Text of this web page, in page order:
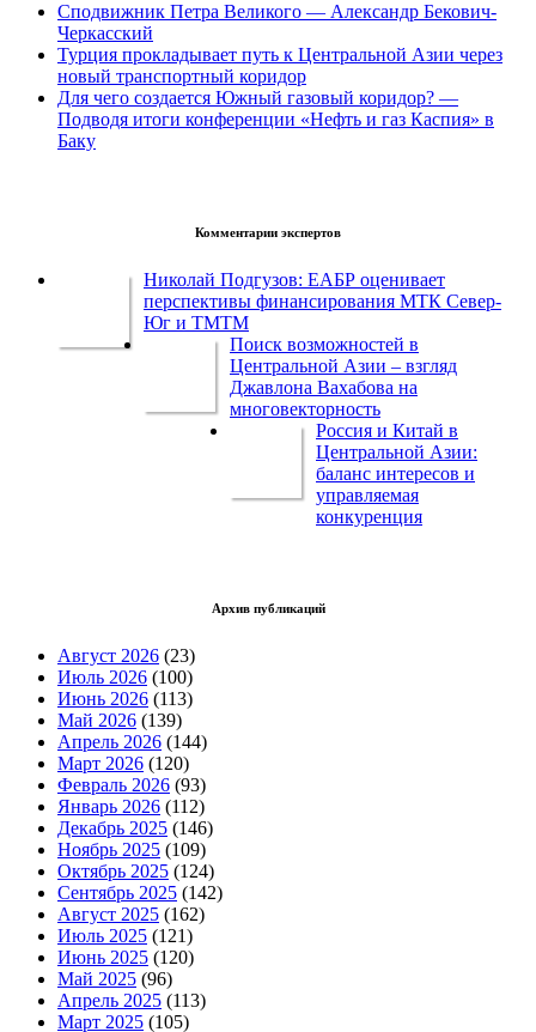
Сподвижник Петра Великого — Александр Бекович-
Черкасский
Турция прокладывает путь к Центральной Азии через
новый транспортный коридор
Для чего создается Южный газовый коридор? —
Подводя итоги конференции «Нефть и газ Каспия» в
Баку
Комментарии экспертов
Николай Подгузов: ЕАБР оценивает
перспективы финансирования МТК Север-
Юг и ТМТМ
Поиск возможностей в
Центральной Азии – взгляд
Джавлона Вахабова на
многовекторность
Россия и Китай в
Центральной Азии:
баланс интересов и
управляемая
конкуренция
Архив публикаций
Август 2026 (23)
Июль 2026 (100)
Июнь 2026 (113)
Май 2026 (139)
Апрель 2026 (144)
Март 2026 (120)
Февраль 2026 (93)
Январь 2026 (112)
Декабрь 2025 (146)
Ноябрь 2025 (109)
Октябрь 2025 (124)
Сентябрь 2025 (142)
Август 2025 (162)
Июль 2025 (121)
Июнь 2025 (120)
Май 2025 (96)
Апрель 2025 (113)
Март 2025 (105)